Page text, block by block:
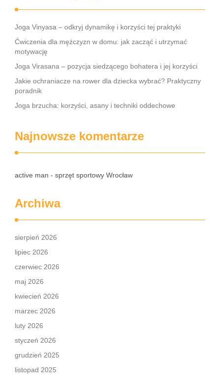
Joga Vinyasa – odkryj dynamikę i korzyści tej praktyki
Ćwiczenia dla mężczyzn w domu: jak zacząć i utrzymać
motywację
Joga Virasana – pozycja siedzącego bohatera i jej korzyści
Jakie ochraniacze na rower dla dziecka wybrać? Praktyczny
poradnik
Joga brzucha: korzyści, asany i techniki oddechowe
Najnowsze komentarze
active man - sprzęt sportowy Wrocław
Archiwa
sierpień 2026
lipiec 2026
czerwiec 2026
maj 2026
kwiecień 2026
marzec 2026
luty 2026
styczeń 2026
grudzień 2025
listopad 2025